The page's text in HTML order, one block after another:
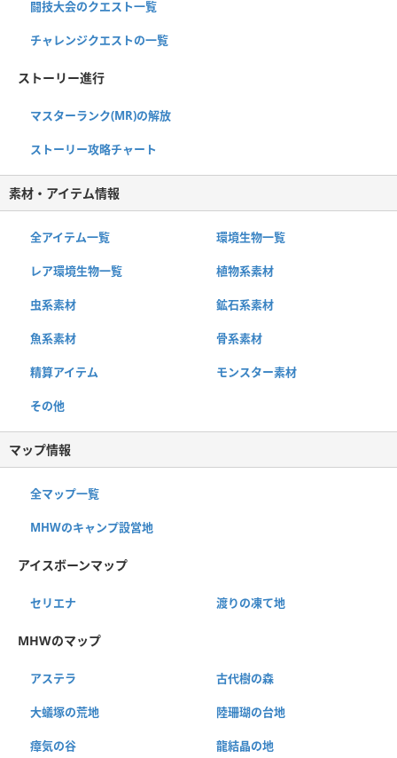
闘技大会のクエスト一覧
チャレンジクエストの一覧
ストーリー進行
マスターランク(MR)の解放
ストーリー攻略チャート
素材・アイテム情報
全アイテム一覧 環境生物一覧
レア環境生物一覧 植物系素材
虫系素材 鉱石系素材
魚系素材 骨系素材
精算アイテム モンスター素材
その他
マップ情報
全マップ一覧
MHWのキャンプ設営地
アイスボーンマップ
セリエナ 渡りの凍て地
MHWのマップ
アステラ 古代樹の森
大蟻塚の荒地 陸珊瑚の台地
瘴気の谷 龍結晶の地